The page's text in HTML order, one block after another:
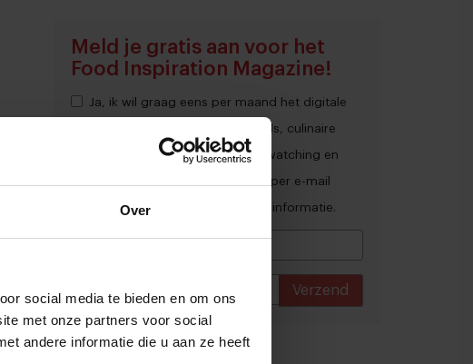
Over
social media te bieden en om ons
met onze partners voor social
andere informatie die u aan ze heeft
Meld je gratis aan voor het
Food Inspiration Magazine!
THANKS
Ja, ik wil graag eens per maand het digitale
magazine met de laatste trends, culinaire
inspiratie, interviews, conceptwatching en
hotspots van Food Inspiration per e-mail
ontvangen. voor meer informatie.
Verzend
Veel gelezen artikelen